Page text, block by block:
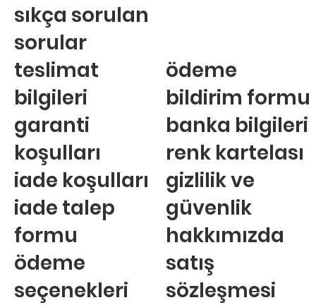
sıkça sorulan
sorular
teslimat
bilgileri
garanti
koşulları
iade koşulları
iade talep
formu
ödeme
seçenekleri
ödeme
bildirim formu
banka bilgileri
renk kartelası
gizlilik ve
güvenlik
hakkımızda
satış
sözleşmesi